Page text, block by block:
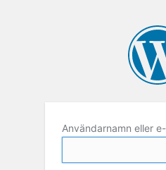
Användarnamn eller